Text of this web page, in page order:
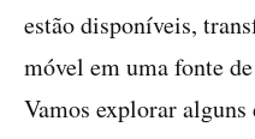
estão disponíveis,
móvel em uma fonte
Vamos explorar